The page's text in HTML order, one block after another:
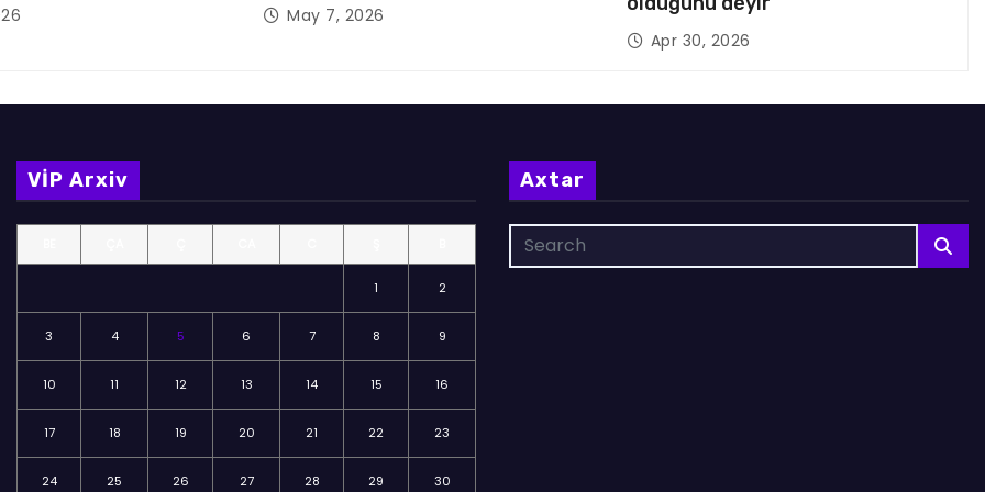
May 7, 2026
Apr 30, 2026
VİP Arxiv
1 2
3 4 5 6 7 8 9
10 11 12 13 14 15 16
17 18 19 20 21 22 23
24 25 26 27 28 29 30
Axtar